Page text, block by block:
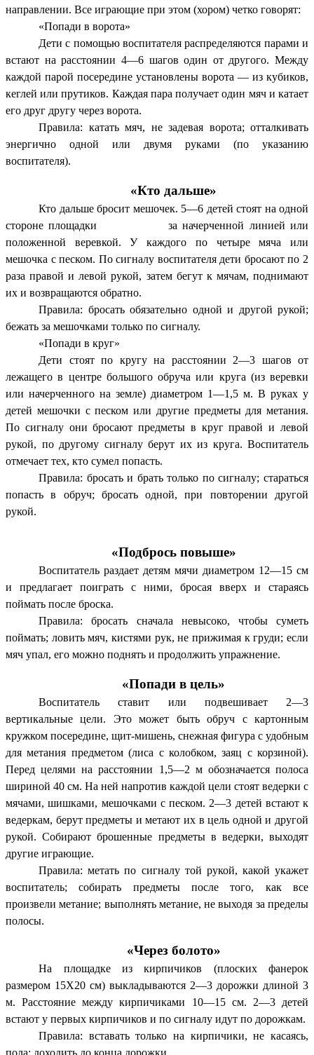
направлении. Все играющие при этом (хором) четко говорят:
«Попади в ворота»
Дети с помощью воспитателя распределяются парами и
встают на расстоянии 4—6 шагов один от другого. Между
каждой парой посередине установлены ворота — из кубиков,
кеглей или прутиков. Каждая пара получает один мяч и катает
его друг другу через ворота.
Правила: катать мяч, не задевая ворота; отталкивать
энергично одной или двумя руками (по указанию
воспитателя).
«Кто дальше»
Кто дальше бросит мешочек. 5—6 детей стоят на одной
стороне площадки за начерченной линией или
положенной веревкой. У каждого по четыре мяча или
мешочка с песком. По сигналу воспитателя дети бросают по 2
раза правой и левой рукой, затем бегут к мячам, поднимают
их и возвращаются обратно.
Правила: бросать обязательно одной и другой рукой;
бежать за мешочками только по сигналу.
«Попади в круг»
Дети стоят по кругу на расстоянии 2—3 шагов от
лежащего в центре большого обруча или круга (из веревки
или начерченного на земле) диаметром 1—1,5 м. В руках у
детей мешочки с песком или другие предметы для метания.
По сигналу они бросают предметы в круг правой и левой
рукой, по другому сигналу берут их из круга. Воспитатель
отмечает тех, кто сумел попасть.
Правила: бросать и брать только по сигналу; стараться
попасть в обруч; бросать одной, при повторении другой
рукой.
«Подбрось повыше»
Воспитатель раздает детям мячи диаметром 12—15 см
и предлагает поиграть с ними, бросая вверх и стараясь
поймать после броска.
Правила: бросать сначала невысоко, чтобы суметь
поймать; ловить мяч, кистями рук, не прижимая к груди; если
мяч упал, его можно поднять и продолжить упражнение.
«Попади в цель»
Воспитатель ставит или подвешивает 2—3
вертикальные цели. Это может быть обруч с картонным
кружком посередине, щит-мишень, снежная фигура с удобным
для метания предметом (лиса с колобком, заяц с корзиной).
Перед целями на расстоянии 1,5—2 м обозначается полоса
шириной 40 см. На ней напротив каждой цели стоят ведерки с
мячами, шишками, мешочками с песком. 2—3 детей встают к
ведеркам, берут предметы и метают их в цель одной и другой
рукой. Собирают брошенные предметы в ведерки, выходят
другие играющие.
Правила: метать по сигналу той рукой, какой укажет
воспитатель; собирать предметы после того, как все
произвели метание; выполнять метание, не выходя за пределы
полосы.
«Через болото»
На площадке из кирпичиков (плоских фанерок
размером 15X20 см) выкладываются 2—3 дорожки длиной 3
м. Расстояние между кирпичиками 10—15 см. 2—3 детей
встают у первых кирпичиков и по сигналу идут по дорожкам.
Правила: вставать только на кирпичики, не касаясь,